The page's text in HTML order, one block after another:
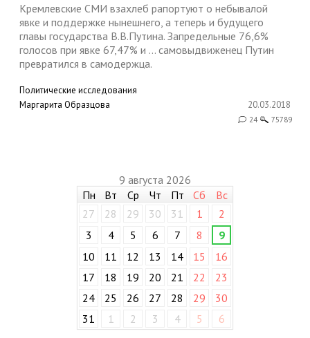
Кремлевские СМИ взахлеб рапортуют о небывалой
явке и поддержке нынешнего, а теперь и будущего
главы государства В.В.Путина. Запредельные 76,6%
голосов при явке 67,47% и … самовыдвиженец Путин
превратился в самодержца.
Политические исследования
Маргарита Образцова
20.03.2018
24 75789
9 августа 2026
Пн
Вт Ср Чт Пт Сб
Вс
27
28 29 30 31 1
2
3
4 5 6 7 8
9
10
11 12 13 14 15
16
17
18 19 20 21 22
23
24
25 26 27 28 29
30
31
1 2 3 4 5 6